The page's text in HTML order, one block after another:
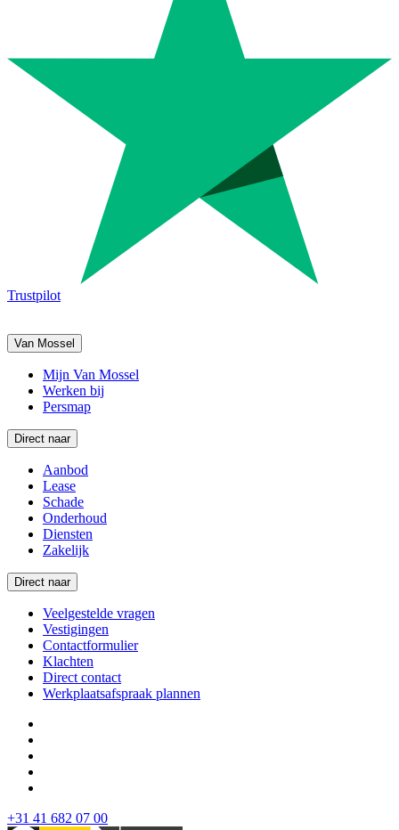
Trustpilot
Van Mossel
Mijn Van Mossel
Werken bij
Persmap
Direct naar
Aanbod
Lease
Schade
Onderhoud
Diensten
Zakelijk
Direct naar
Veelgestelde vragen
Vestigingen
Contactformulier
Klachten
Direct contact
Werkplaatsafspraak plannen
+31 41 682 07 00